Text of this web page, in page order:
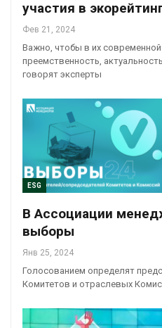
участия в
Фев 21, 2024
Важно, чтобы в их
преемственность,
говорят эксперты
ESG
В Ассоциации
выборы
Янв 25, 2024
Голосованием определят
Комитетов и отраслевых